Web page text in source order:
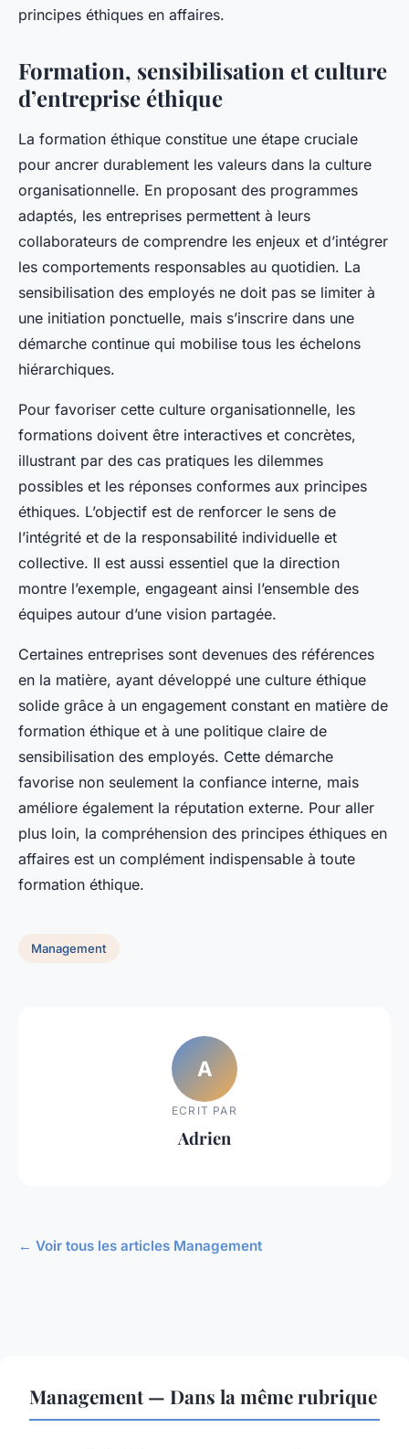
principes éthiques en affaires.
Formation, sensibilisation et culture
d’entreprise éthique
La formation éthique constitue une étape cruciale
pour ancrer durablement les valeurs dans la culture
organisationnelle. En proposant des programmes
adaptés, les entreprises permettent à leurs
collaborateurs de comprendre les enjeux et d’intégrer
les comportements responsables au quotidien. La
sensibilisation des employés ne doit pas se limiter à
une initiation ponctuelle, mais s’inscrire dans une
démarche continue qui mobilise tous les échelons
hiérarchiques.
Pour favoriser cette culture organisationnelle, les
formations doivent être interactives et concrètes,
illustrant par des cas pratiques les dilemmes
possibles et les réponses conformes aux principes
éthiques. L’objectif est de renforcer le sens de
l’intégrité et de la responsabilité individuelle et
collective. Il est aussi essentiel que la direction
montre l’exemple, engageant ainsi l’ensemble des
équipes autour d’une vision partagée.
Certaines entreprises sont devenues des références
en la matière, ayant développé une culture éthique
solide grâce à un engagement constant en matière de
formation éthique et à une politique claire de
sensibilisation des employés. Cette démarche
favorise non seulement la confiance interne, mais
améliore également la réputation externe. Pour aller
plus loin, la compréhension des principes éthiques en
affaires est un complément indispensable à toute
formation éthique.
Management
A
ECRIT PAR
Adrien
← Voir tous les articles Management
Management — Dans la même rubrique